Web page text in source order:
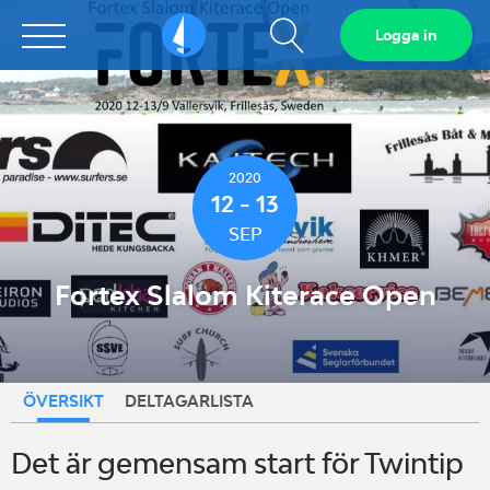
Sailarena Visa
sökfält
Logga in
2020
12 - 13
SEP
Fortex Slalom Kiterace Open
ÖVERSIKT DELTAGARLISTA
Det är gemensam start för Twintip